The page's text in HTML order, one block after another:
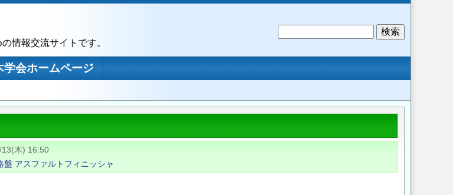
情報交流サイトです。
学会ホームページ
木) 16:50
盤 アスファルトフィニッシャ